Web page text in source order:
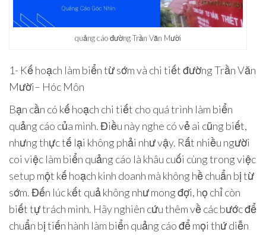
quảng cáo đường Trần Văn Mười
1- Kế hoạch làm biển từ sớm và chi tiết đường Trần Văn
Mười– Hóc Môn
Bạn cần có kế hoạch chi tiết cho quá trình làm biển
quảng cáo của mình. Điều này nghe có vẻ ai cũng biết,
nhưng thực tế lại không phải như vậy. Rất nhiều người
coi việc làm biển quảng cáo là khâu cuối cùng trong việc
setup một kế hoạch kinh doanh mà không hề chuẩn bị từ
sớm. Đến lúc kết quả không như mong đợi, họ chỉ còn
biết tự trách mình. Hãy nghiên cứu thêm về các bước để
chuẩn bị tiến hành làm biển quảng cáo để mọi thứ diễn